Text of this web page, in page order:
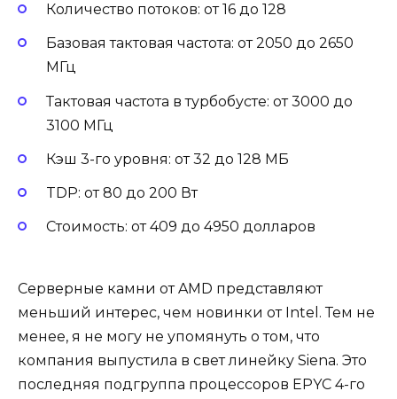
Количество потоков: от 16 до 128
Базовая тактовая частота: от 2050 до 2650
МГц
Тактовая частота в турбобусте: от 3000 до
3100 МГц
Кэш 3-го уровня: от 32 до 128 МБ
TDP: от 80 до 200 Вт
Стоимость: от 409 до 4950 долларов
Серверные камни от AMD представляют
меньший интерес, чем новинки от Intel. Тем не
менее, я не могу не упомянуть о том, что
компания выпустила в свет линейку Siena. Это
последняя подгруппа процессоров EPYC 4-го